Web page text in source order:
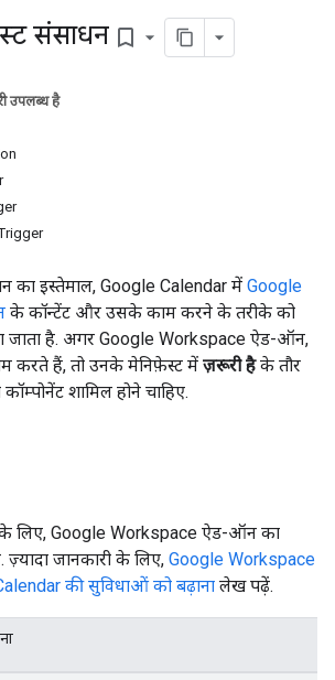
संसाधन bookmark_border
उपलब्ध है
का इस्तेमाल, Google Calendar में Google
के कॉन्टेंट और उसके काम करने के तरीके को
जाता है. अगर Google Workspace ऐड-ऑन,
करते हैं, तो उनके मेनिफ़ेस्ट में ज़रूरी हैके तौर
शामिल होने चाहिए.
लिए, Google Workspace ऐड-ऑन का
जानकारी के लिए, Google Workspace
की सुविधाओं को बढ़ाना लेख पढ़ें.